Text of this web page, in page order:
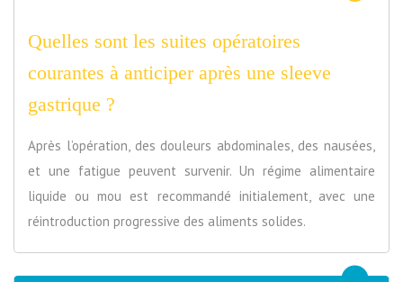
Quelles sont les suites opératoires
courantes à anticiper après une sleeve
gastrique ?
Après l’opération, des douleurs abdominales, des nausées,
et une fatigue peuvent survenir. Un régime alimentaire
liquide ou mou est recommandé initialement, avec une
réintroduction progressive des aliments solides.